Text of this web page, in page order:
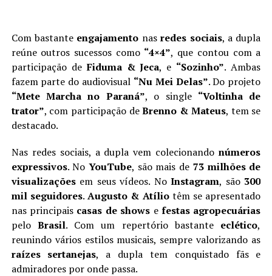
Com bastante engajamento nasredes sociais, a dupla
reúne outros sucessos como “4×4”, que contou com a
participação deFiduma & Jeca, e “Sozinho”. Ambas
fazem parte do audiovisual “Nu Mei Delas”. Do projeto
“Mete Marcha no Paraná”, o single “Voltinha de
trator”, com participação deBrenno & Mateus, tem se
destacado.
Nas redes sociais, a dupla vem colecionandonúmeros
expressivos. NoYouTube, são mais de 73 milhões de
visualizaçõesem seus vídeos. NoInstagram, são 300
mil seguidores.Augusto & Atíliotêm se apresentado
nas principais casas de shows e festas agropecuárias
pelo Brasil. Com um repertório bastante eclético,
reunindo vários estilos musicais, sempre valorizando as
raízes sertanejas, a dupla tem conquistado fãs e
admiradores por onde passa.